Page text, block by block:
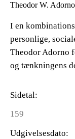
Theodor W. Adorno
I en
personlige,
Theodor Adorno
og tænkningens
Sidetal
159
Udgivelsesdato